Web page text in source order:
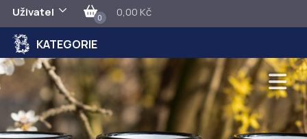
Uživatel 0 0,00 Kč
KATEGORIE